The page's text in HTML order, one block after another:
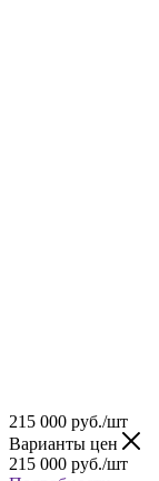
215 000 руб./шт
Варианты цен
215 000 руб./шт